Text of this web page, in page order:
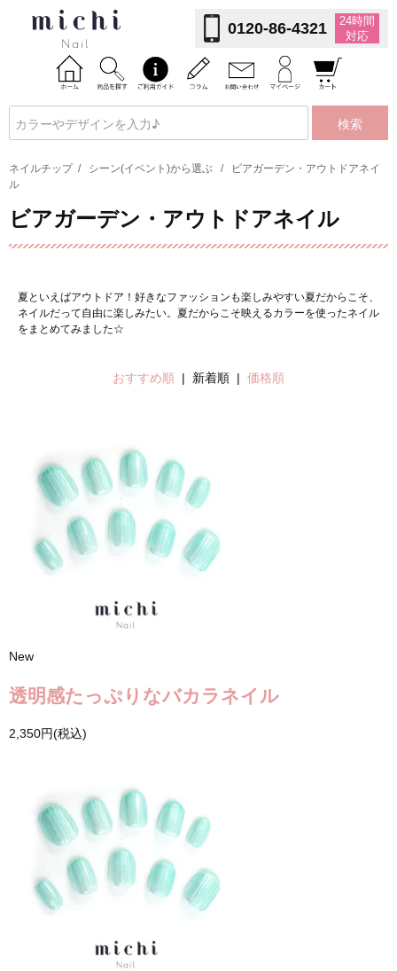
0120-86-4321
24時間
対応
検索
ネイルチップ / シーン(イベント)から選ぶ /
ビアガーデン・アウトドアネイ
ル
ビアガーデン・アウトドアネイル
夏といえばアウトドア！好きなファッションも楽しみやすい夏だからこそ、
ネイルだって自由に楽しみたい。夏だからこそ映えるカラーを使ったネイル
をまとめてみました☆
おすすめ順 | 新着順 | 価格順
New
透明感たっぷりなバカラネイル
2,350円(税込)